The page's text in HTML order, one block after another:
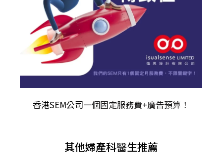
香港SEM公司一個固定服務費+廣告預算！
其他婦產科醫生推薦